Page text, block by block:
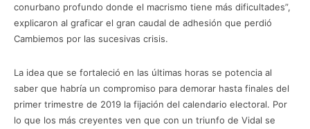
conurbano profundo donde el macrismo tiene más dificultades”,
explicaron al graficar el gran caudal de adhesión que perdió
Cambiemos por las sucesivas crisis.
La idea que se fortaleció en las últimas horas se potencia al
saber que habría un compromiso para demorar hasta finales del
primer trimestre de 2019 la fijación del calendario electoral. Por
lo que los más creyentes ven que con un triunfo de Vidal se